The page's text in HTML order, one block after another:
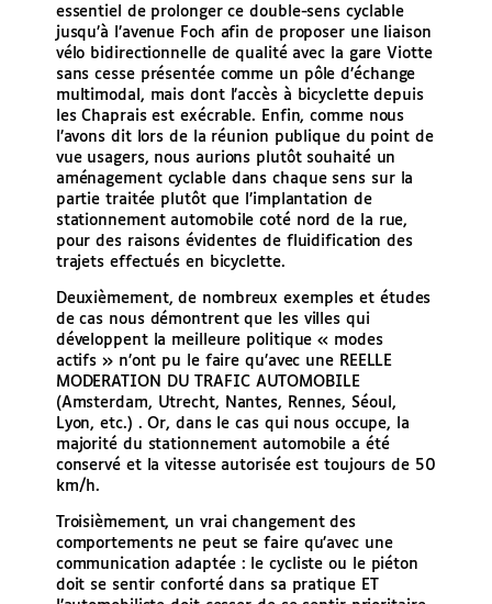
essentiel de prolonger ce double-sens cyclable
jusqu’à l’avenue Foch afin de proposer une liaison
vélo bidirectionnelle de qualité avec la gare Viotte
sans cesse présentée comme un pôle d’échange
multimodal, mais dont l’accès à bicyclette depuis
les Chaprais est exécrable. Enfin, comme nous
l’avons dit lors de la réunion publique du point de
vue usagers, nous aurions plutôt souhaité un
aménagement cyclable dans chaque sens sur la
partie traitée plutôt que l’implantation de
stationnement automobile coté nord de la rue,
pour des raisons évidentes de fluidification des
trajets effectués en bicyclette.
Deuxièmement, de nombreux exemples et études
de cas nous démontrent que les villes qui
développent la meilleure politique « modes
actifs » n’ont pu le faire qu’avec une REELLE
MODERATION DU TRAFIC AUTOMOBILE
(Amsterdam, Utrecht, Nantes, Rennes, Séoul,
Lyon, etc.) . Or, dans le cas qui nous occupe, la
majorité du stationnement automobile a été
conservé et la vitesse autorisée est toujours de 50
km/h.
Troisièmement, un vrai changement des
comportements ne peut se faire qu’avec une
communication adaptée : le cycliste ou le piéton
doit se sentir conforté dans sa pratique ET